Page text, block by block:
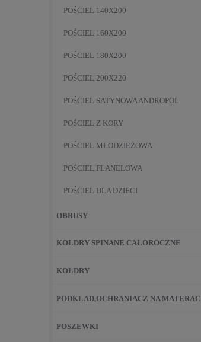
POŚCIEL 140X200
POŚCIEL 160X200
POŚCIEL 180X200
POŚCIEL 200X220
POŚCIEL SATYNOWA ANDROPOL
POŚCIEL Z KORY
POŚCIEL MŁODZIEŻOWA
POŚCIEL FLANELOWA
POŚCIEL DLA DZIECI
OBRUSY
KOŁDRY SPINANE CAŁOROCZNE
KOŁDRY
PODKŁAD,OCHRANIACZ NA MATERAC
POSZEWKI